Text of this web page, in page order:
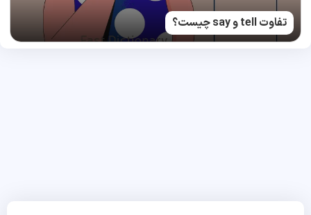
تفاوت tell و say چیست؟